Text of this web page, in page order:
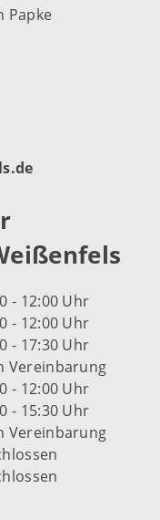
Papke
- 12:00 Uhr
- 12:00 Uhr
- 17:30 Uhr
Vereinbarung
- 12:00 Uhr
- 15:30 Uhr
Vereinbarung